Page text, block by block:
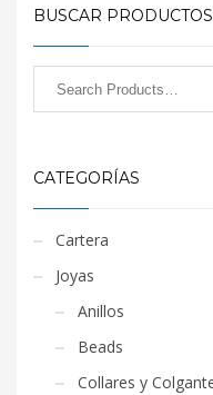
BUSCAR PRODUCTOS
CATEGORÍAS
Cartera
Joyas
Anillos
Beads
Collares y